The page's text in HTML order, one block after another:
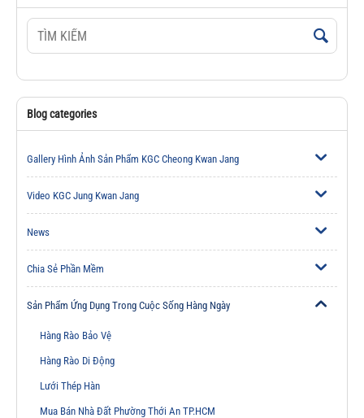
Blog categories
Gallery Hình Ảnh Sản Phẩm KGC Cheong Kwan Jang
Video KGC Jung Kwan Jang
News
Chia Sẻ Phần Mềm
Sản Phẩm Ứng Dụng Trong Cuộc Sống Hàng Ngày
Hàng Rào Bảo Vệ
Hàng Rào Di Động
Lưới Thép Hàn
Mua Bán Nhà Đất Phường Thới An TP.HCM